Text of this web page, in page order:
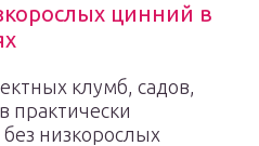
цинний в
клумб, садов,
практически
низкорослых